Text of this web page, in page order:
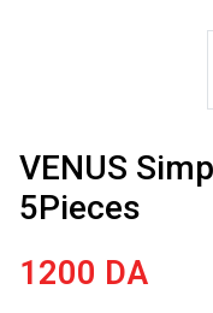
VENUS
5Pieces
1200 DA